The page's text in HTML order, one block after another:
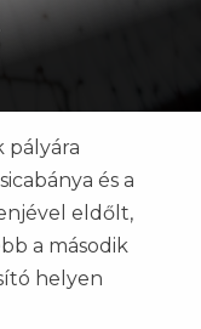
pályára
és a
eldőlt,
a második
helyen